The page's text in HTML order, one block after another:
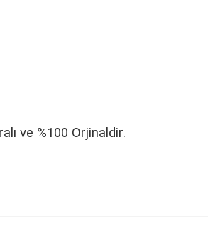
ve %100 Orjinaldir.